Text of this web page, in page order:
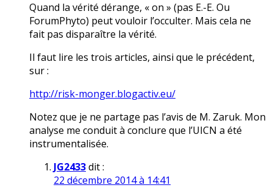
Quand la vérité dérange, « on » (pas E.-E. Ou
ForumPhyto) peut vouloir l’occulter. Mais cela ne
fait pas disparaître la vérité.
Il faut lire les trois articles, ainsi que le précédent,
sur :
http://risk-monger.blogactiv.eu/
Notez que je ne partage pas l’avis de M. Zaruk. Mon
analyse me conduit à conclure que l’UICN a été
instrumentalisée.
JG2433dit :
22 décembre 2014 à 14:41